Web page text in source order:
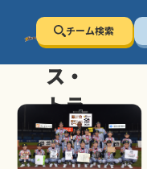
チーム検索
セン
ス・
トラ
スト
トー
セン